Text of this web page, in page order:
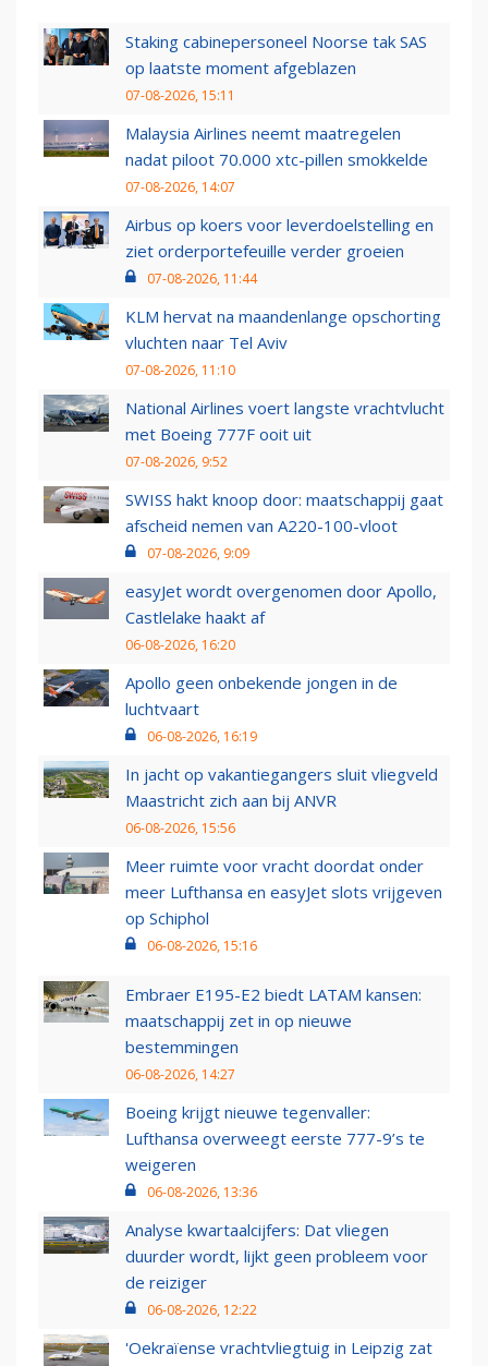
Staking cabinepersoneel Noorse tak SAS
op laatste moment afgeblazen
07-08-2026, 15:11
Malaysia Airlines neemt maatregelen
nadat piloot 70.000 xtc-pillen smokkelde
07-08-2026, 14:07
Airbus op koers voor leverdoelstelling en
ziet orderportefeuille verder groeien
07-08-2026, 11:44
KLM hervat na maandenlange opschorting
vluchten naar Tel Aviv
07-08-2026, 11:10
National Airlines voert langste vrachtvlucht
met Boeing 777F ooit uit
07-08-2026, 9:52
SWISS hakt knoop door: maatschappij gaat
afscheid nemen van A220-100-vloot
07-08-2026, 9:09
easyJet wordt overgenomen door Apollo,
Castlelake haakt af
06-08-2026, 16:20
Apollo geen onbekende jongen in de
luchtvaart
06-08-2026, 16:19
In jacht op vakantiegangers sluit vliegveld
Maastricht zich aan bij ANVR
06-08-2026, 15:56
Meer ruimte voor vracht doordat onder
meer Lufthansa en easyJet slots vrijgeven
op Schiphol
06-08-2026, 15:16
Embraer E195-E2 biedt LATAM kansen:
maatschappij zet in op nieuwe
bestemmingen
06-08-2026, 14:27
Boeing krijgt nieuwe tegenvaller:
Lufthansa overweegt eerste 777-9’s te
weigeren
06-08-2026, 13:36
Analyse kwartaalcijfers: Dat vliegen
duurder wordt, lijkt geen probleem voor
de reiziger
06-08-2026, 12:22
'Oekraïense vrachtvliegtuig in Leipzig zat